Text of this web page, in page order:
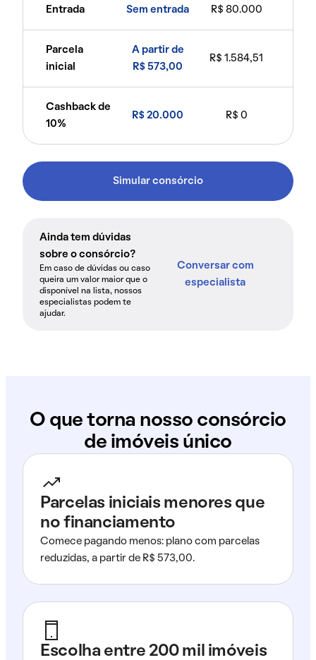
Entrada Sem entrada R$ 80.000
Parcela
inicial
A partir de
R$ 573,00
R$ 1.584,51
Cashback de
10%
R$ 20.000 R$ 0
Simular consórcio
Ainda tem dúvidas
sobre o consórcio?
Em caso de dúvidas ou caso
queira um valor maior que o
disponível na lista, nossos
especialistas podem te
ajudar.
Conversar com
especialista
O que torna nosso consórcio
de imóveis único
Parcelas iniciais menores que
no financiamento
Comece pagando menos: plano com parcelas
reduzidas, a partir de R$ 573,00.
Escolha entre 200 mil imóveis